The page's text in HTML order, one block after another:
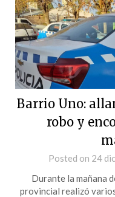
Barrio Uno:
robo y
Posted on 24
Durante la mañana
provincial realizó